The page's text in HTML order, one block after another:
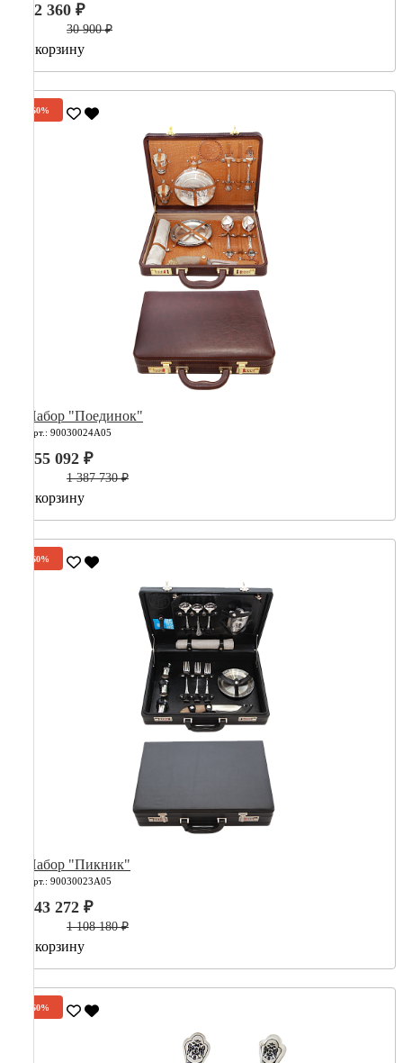
12 360 ₽
30 900 ₽
В корзину
-60%
Набор "Поединок"
Арт.: 90030024А05
555 092 ₽
1 387 730 ₽
В корзину
-60%
Набор "Пикник"
Арт.: 90030023А05
443 272 ₽
1 108 180 ₽
В корзину
-60%